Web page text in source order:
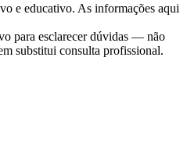
e educativo. As informações aqui
para esclarecer dúvidas — não
substitui consulta profissional.